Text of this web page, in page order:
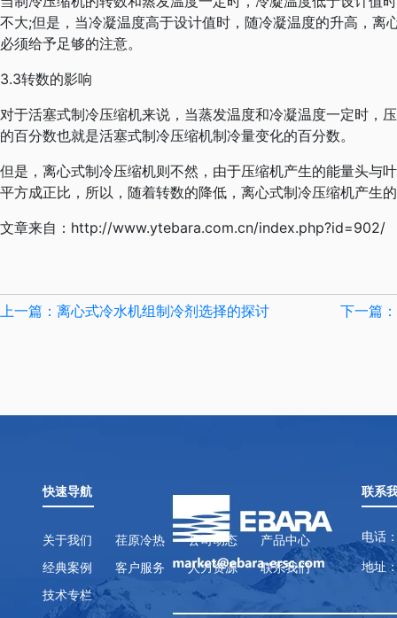
不大;但是，当冷凝温度高于设计值时，随冷凝温度的升高，离
必须给予足够的注意。
3.3转数的影响
对于活塞式制冷压缩机来说，当蒸发温度和冷凝温度一定时，
的百分数也就是活塞式制冷压缩机制冷量变化的百分数。
但是，离心式制冷压缩机则不然，由于压缩机产生的能量头与
平方成正比，所以，随着转数的降低，离心式制冷压缩机产生
文章来自： http://www.ytebara.com.cn/index.php?id=902/
上一篇：离心式冷水机组制冷剂选择的探讨 下一篇
快速导航
关于我们 荏原冷热 公司动态
产品中心
经典案例
客户服务 人力资源
联系我们
技术专栏
联系
电话
地址